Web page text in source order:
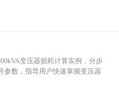
变压器损耗计算实例，分步
参数，指导用户快速掌握变压器